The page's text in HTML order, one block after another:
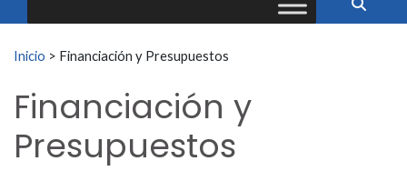
Buscar:
Inicio > Financiación y Presupuestos
Financiación y
Presupuestos